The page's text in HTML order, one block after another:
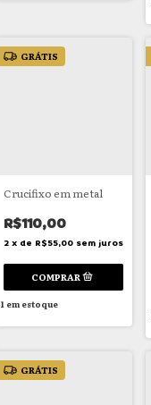
GRÁTIS
Crucifixo em metal
R$110,00
2 x de R$55,00 sem juros
1em estoque
GRÁTIS